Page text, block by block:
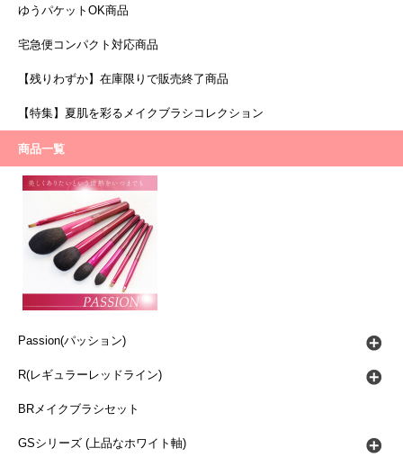
ゆうパケットOK商品
宅急便コンパクト対応商品
【残りわずか】在庫限りで販売終了商品
【特集】夏肌を彩るメイクブラシコレクション
商品一覧
Passion(パッション)
R(レギュラーレッドライン)
BRメイクブラシセット
GSシリーズ (上品なホワイト軸)